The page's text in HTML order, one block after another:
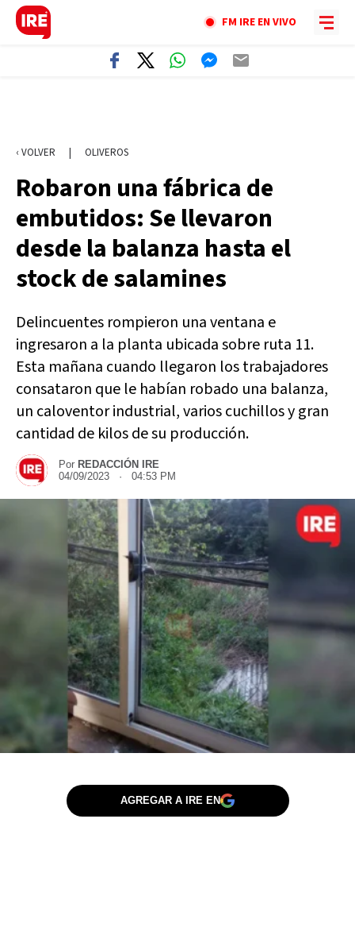
FM IRE EN VIVO
‹ VOLVER | OLIVEROS
Robaron una fábrica de
embutidos: Se llevaron
desde la balanza hasta el
stock de salamines
Delincuentes rompieron una ventana e
ingresaron a la planta ubicada sobre ruta 11.
Esta mañana cuando llegaron los trabajadores
consataron que le habían robado una balanza,
un caloventor industrial, varios cuchillos y gran
cantidad de kilos de su producción.
Por REDACCIÓN IRE
04/09/2023 · 04:53 PM
AGREGAR A IRE EN